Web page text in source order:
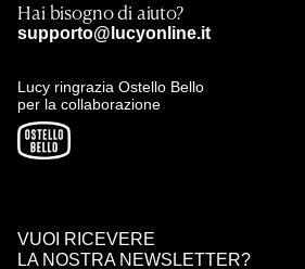
Hai bisogno di aiuto?
supporto@lucyonline.it
Lucy ringrazia Ostello Bello
per la collaborazione
VUOI RICEVERE
LA NOSTRA NEWSLETTER?